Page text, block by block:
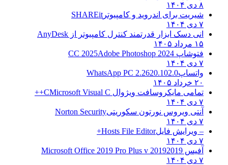
۸ دی ۱۴۰۴
شیریت برای اندروید و کامپیوتر SHAREit
۷ دی ۱۴۰۴
انی دسک ابزار قدرتمند کنترل کامپیوتر از AnyDesk
۱۵ مرداد ۱۴۰۵
فتوشاپ CC 2025 Adobe Photoshop 2024
۷ دی ۱۴۰۴
واتساپWhatsApp PC 2.2620.102.0
۲۰ خرداد ۱۴۰۵
تمامی مایکروسافت ویژوال C Microsoft Visual C++
۷ دی ۱۴۰۴
آنتی ویروس نورتون سکوریتیNorton Security
۷ دی ۱۴۰۴
– ویرایش فایلHosts File Editor+
۷ دی ۱۴۰۴
آفیس 2019 2019 Microsoft Office 2019 Pro Plus v
۷ دی ۱۴۰۴